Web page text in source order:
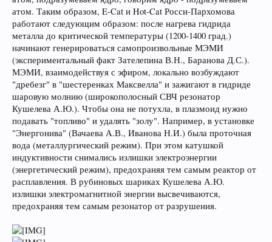
атом. Таким образом, E-Cat и Hot-Cat Росси-Пархомова
работают следующим образом: после нагрева гидрида
металла до критической температуры (1200-1400 град.)
начинают генерироваться самопроизвольные МЭМИ
(экспериментальный факт Зателепина В.Н., Баранова Д.С.).
МЭМИ, взаимодействуя с эфиром, локально возбуждают
"дребезг" в "шестеренках Максвелла" и зажигают в гидриде
шаровую молнию (широкополосный СВЧ резонатор
Кушелева А.Ю.). Чтобы она не потухла, в плазмоид нужно
подавать "топливо" и удалять "золу". Например, в установке
"Энергонива" (Вачаева А.В., Иванова Н.И.) была проточная
вода (металлургический режим). При этом катушкой
индуктивности снимались излишки электроэнергии
(энергетический режим), предохраняя тем самым реактор от
расплавления. В рубиновых шариках Кушелева А.Ю.
излишки электромагнитной энергии высвечиваются,
предохраняя тем самым резонатор от разрушения.